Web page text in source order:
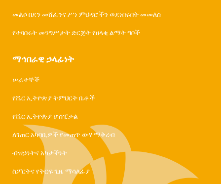
መልሶ በደን መሸፈንና ሥነ ምህዳሮችን ወደነበሩበት መመለስ
የተባበሩት መንግሥታት ድርጅት የዘላቂ ልማት ግቦች
ማኅበራዊ ኃላፊነት
ሠራተኞች
የሼር ኢትዮጵያ ትምህርት ቤቶች
የሼር ኢትዮጵያ ሆስፒታል
ለገጠር አካባቢዎች የመጠጥ ውሃ ማቅረብ
ብዝኃነትና አካታችነት
ስፖርትና የትርፍ ጊዜ ማሳለፊያ